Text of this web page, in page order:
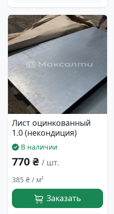
Лист оцинкованный
1.0 (некондиция)
В наличии
770 ₴ / шт.
385 ₴ / м²
Заказать